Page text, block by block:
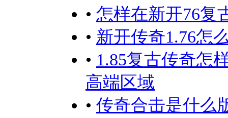
• 怎样在新开76复
• 新开传奇1.76怎
• 1.85复古传奇怎
高端区域
• 传奇合击是什么